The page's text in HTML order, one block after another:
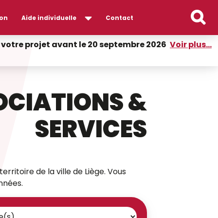
Aide individuelle Contact
votre projet avant le 20 septembre 2026 Voir plus...
&
SERVICES
de la ville de Liège. Vous